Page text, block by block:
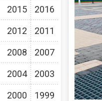
2015 2016
2012 2011
2008 2007
2004 2003
2000 1999